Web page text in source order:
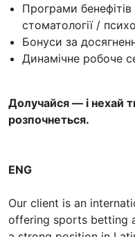
Програми
стоматології /
Бонуси за
Динамічне робоче
Долучайся — і нехай
розпочнеться.
ENG
Our client is an
offering sports betting